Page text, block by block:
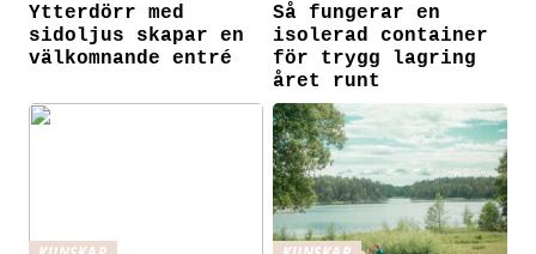
Ytterdörr med
sidoljus skapar en
välkomnande entré
Så fungerar en
isolerad container
för trygg lagring
året runt